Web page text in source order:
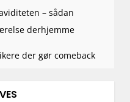
– sådan
derhjemme
der gør comeback